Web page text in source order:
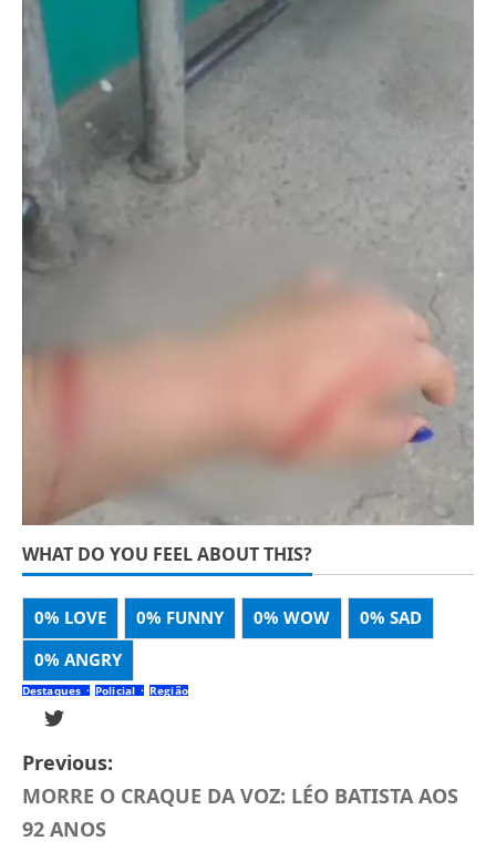
WHAT DO YOU FEEL ABOUT THIS?
0% LOVE 0% FUNNY 0% WOW 0% SAD
0% ANGRY
Destaques Policial Região
Previous:
MORRE O CRAQUE DA VOZ: LÉO BATISTA AOS
92 ANOS